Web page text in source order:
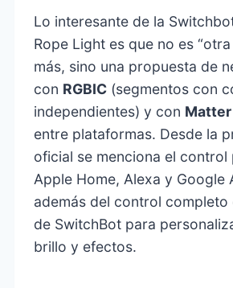
Lo interesante de la
Rope Light es que no es “otra
más, sino una propuesta de
con RGBIC (segmentos con
independientes) y con Matter
entre plataformas. Desde la
oficial se menciona el
Apple Home, Alexa y Google
además del control completo
de SwitchBot para
brillo y efectos.